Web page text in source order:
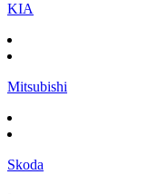
KIA
Mitsubishi
Skoda